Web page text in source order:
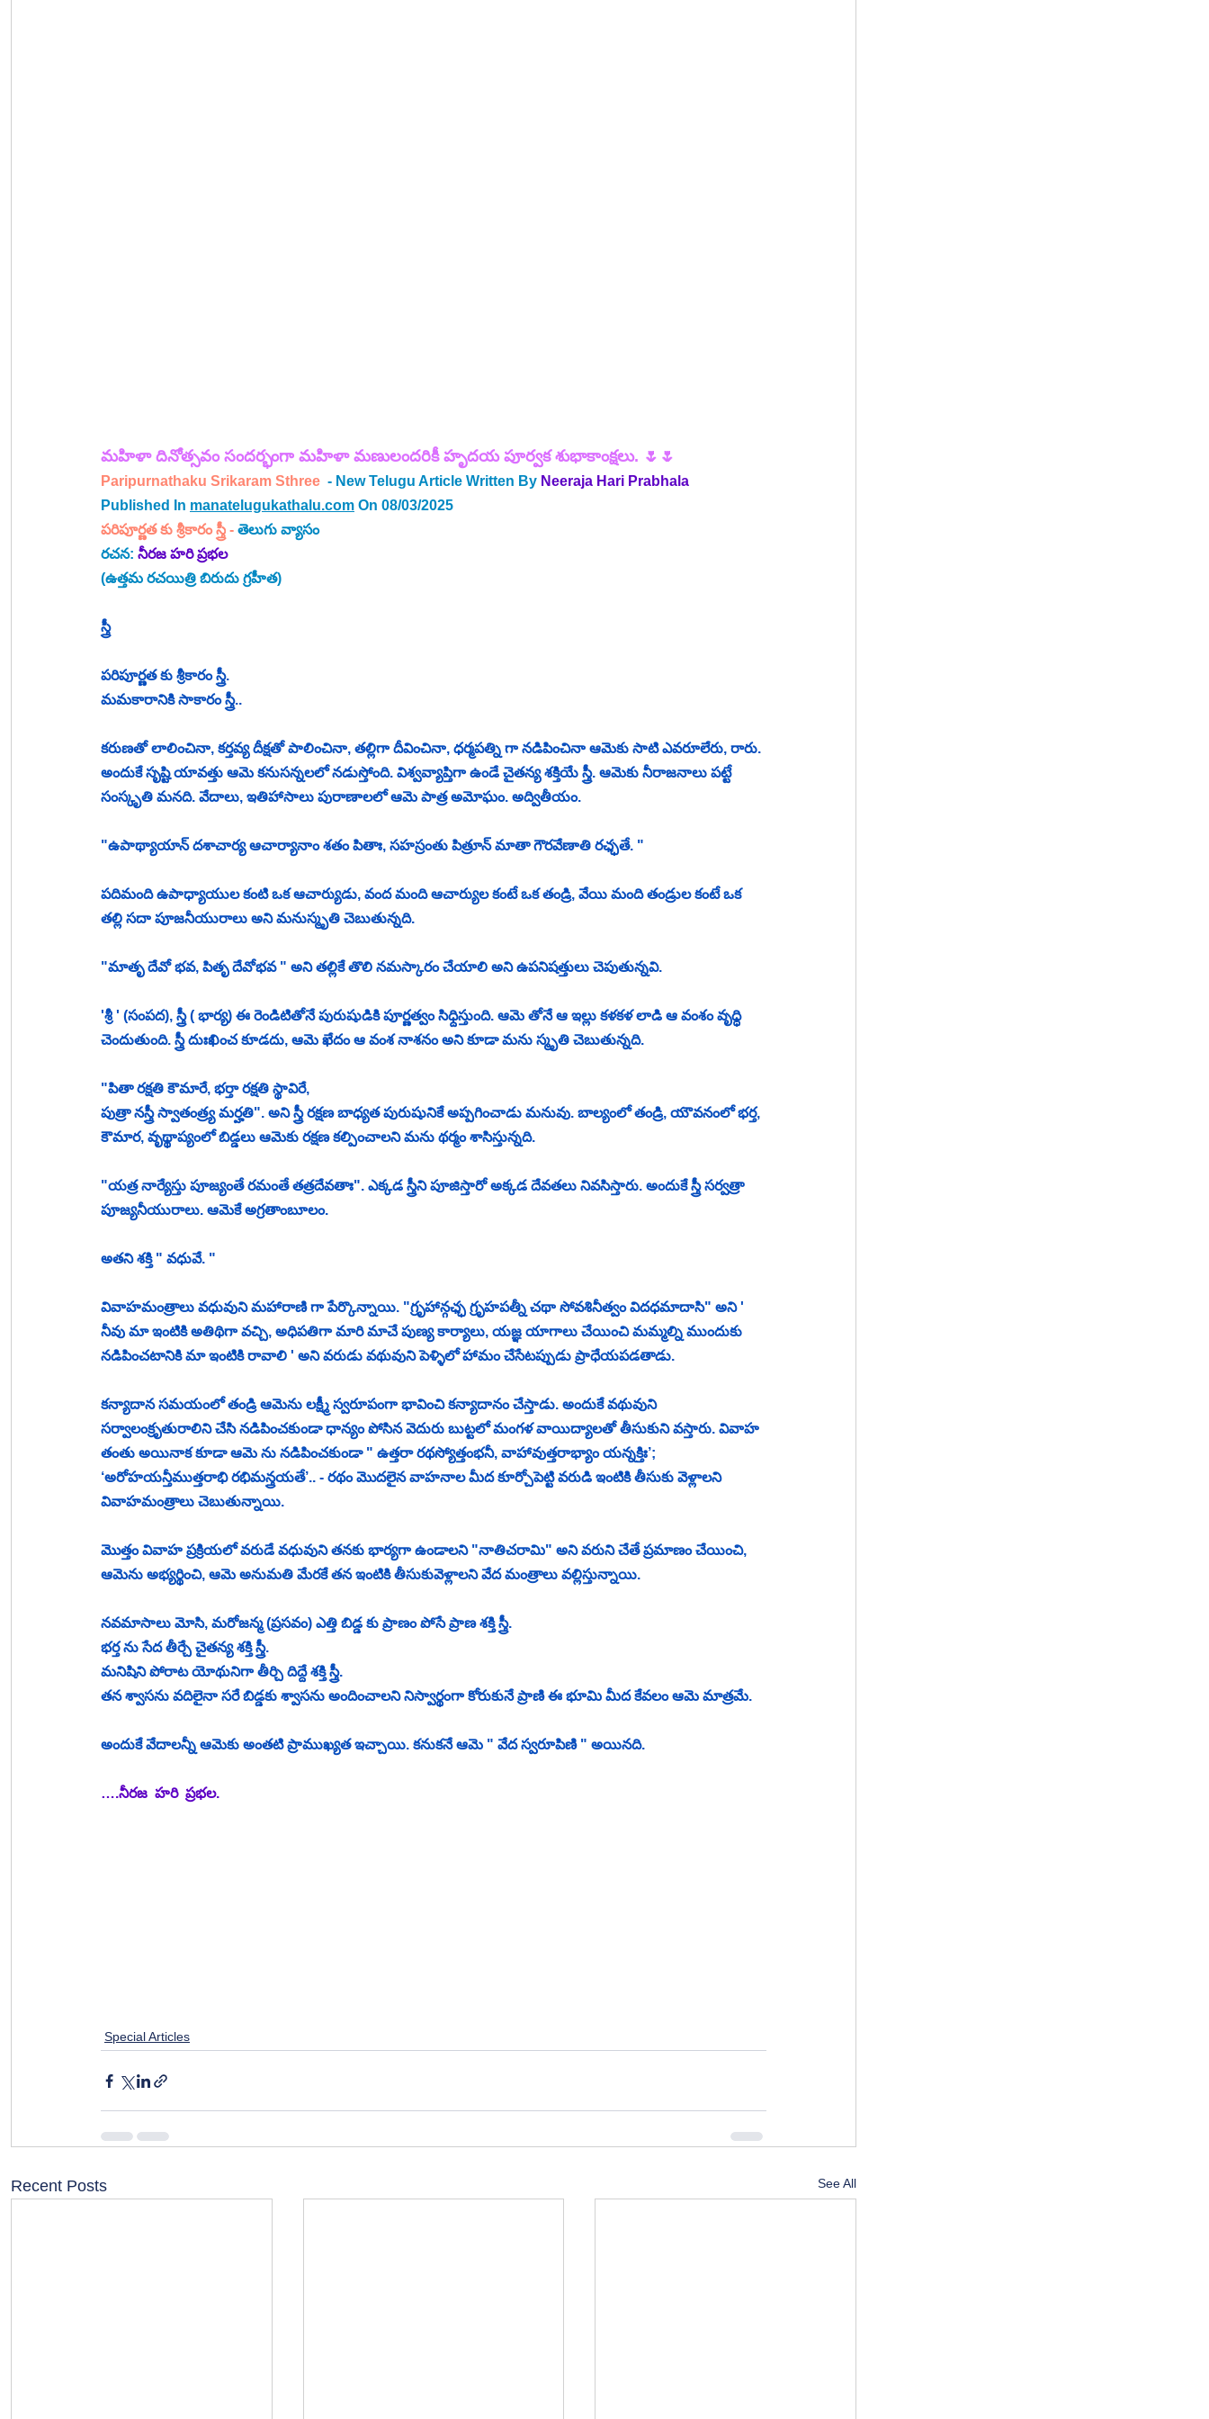
మహిళా దినోత్సవం సందర్భంగా మహిళా మణులందరికీ హృదయ పూర్వక శుభాకాంక్షలు. 🌷🌷
Paripurnathaku Srikaram Sthree - New Telugu Article Written By Neeraja Hari Prabhala
Published In manatelugukathalu.com On 08/03/2025
పరిపూర్ణత కు శ్రీకారం స్త్రీ - తెలుగు వ్యాసం
రచన: నీరజ హరి ప్రభల
(ఉత్తమ రచయిత్రి బిరుదు గ్రహీత)
స్త్రీ
పరిపూర్ణత కు శ్రీకారం స్త్రీ.
మమకారానికి సాకారం స్త్రీ..
కరుణతో లాలించినా, కర్తవ్య దీక్షతో పాలించినా, తల్లిగా దీవించినా, ధర్మపత్ని గా నడిపించినా ఆమెకు సాటి ఎవరూలేరు, రారు.
అందుకే సృష్టి యావత్తు ఆమె కనుసన్నలలో నడుస్తోంది. విశ్వవ్యాప్తిగా ఉండే చైతన్య శక్తియే స్త్రీ. ఆమెకు నీరాజనాలు పట్టే
సంస్కృతి మనది. వేదాలు, ఇతిహాసాలు‌ పురాణాలలో ఆమె పాత్ర అమోఘం. అద్వితీయం.
"ఉపాథ్యాయాన్ దశాచార్య ఆచార్యానాం శతం పితాః, సహస్రంతు పిత్రూన్ మాతా గౌరవేణాతి రఛ్ఛతే. "
పదిమంది ఉపాధ్యాయుల కంటి ఒక ఆచార్యుడు, వంద మంది ఆచార్యుల కంటే ఒక తండ్రి, వేయి మంది తండ్రుల కంటే ఒక
తల్లి సదా పూజనీయురాలు అని మనుస్మృతి చెబుతున్నది.
"మాతృ దేవో భవ, పితృ దేవోభవ " అని తల్లికే తొలి నమస్కారం చేయాలి అని ఉపనిషత్తులు చెపుతున్నవి.
'శ్రీ ' (సంపద), స్త్రీ ( భార్య) ఈ రెండిటితోనే పురుషుడికి పూర్ణత్వం సిధ్దిస్తుంది. ఆమె తోనే ఆ ఇల్లు కళకళ లాడి ఆ వంశం వృధ్ధి
చెందుతుంది. స్త్రీ దుఃఖించ కూడదు, ఆమె ఖేదం ఆ వంశ నాశనం అని కూడా మను స్మృతి చెబుతున్నది.
"పితా రక్షతి కౌమారే, భర్తా రక్షతి స్థావిరే,
పుత్రా నస్త్రీ స్వాతంత్ర్య మర్హతి". అని స్త్రీ రక్షణ బాధ్యత పురుషునికే అప్పగించాడు మనువు. బాల్యంలో తండ్రి, యౌవనంలో భర్త,
కౌమార, వృథ్థాప్యంలో బిడ్డలు ఆమెకు రక్షణ కల్పించాలని మను థర్మం శాసిస్తున్నది.
"యత్ర నార్యేస్తు పూజ్యంతే రమంతే తత్రదేవతాః". ఎక్కడ స్త్రీని పూజిస్తారో అక్కడ దేవతలు నివసిస్తారు. అందుకే స్త్రీ సర్వత్రా
పూజ్యనీయురాలు. ఆమెకే అగ్రతాంబూలం.
అతని శక్తి " వధువే. "
వివాహమంత్రాలు వధువుని మహారాణి గా పేర్కొన్నాయి. "గ్రృహాన్గఛ్ఛ గ్రృహపత్నీ చథా సోవశినీత్వం విదధమాదాసి" అని '
నీవు మా ఇంటికి అతిథిగా వచ్చి, అధిపతిగా మారి మాచే పుణ్య కార్యాలు, యజ్ఞ యాగాలు చేయించి మమ్మల్ని ముందుకు
నడిపించటానికి మా ఇంటికి రావాలి ' అని వరుడు వథువుని పెళ్ళిలో హామం చేసేటప్పుడు ప్రాధేయపడతాడు.
కన్యాదాన సమయంలో తండ్రి ఆమెను లక్ష్మీ స్వరూపంగా భావించి కన్యాదానం చేస్తాడు. అందుకే వథువుని
సర్వాలంక్రృతురాలిని చేసి నడిపించకుండా ధాన్యం పోసిన వెదురు బుట్టలో మంగళ వాయిద్యాలతో తీసుకుని వస్తారు. వివాహ
తంతు అయినాక కూడా ఆమె ను నడిపించకుండా " ఉత్తరా రథస్యోత్తంభనీ, వాహావుత్తరాభ్యాం యన్నక్తిః’;
‘అరోహయన్తీముత్తరాభి రభిమన్త్రయతే’.. - రథం మొదలైన వాహనాల మీద కూర్చోపెట్టి వరుడి ఇంటికి తీసుకు వెళ్లాలని
వివాహమంత్రాలు చెబుతున్నాయి.
మొత్తం వివాహ ప్రక్రియలో వరుడే వధువుని తనకు భార్యగా ఉండాలని "నాతిచరామి" అని వరుని చేతే ప్రమాణం చేయించి,
ఆమెను అభ్యర్థించి, ఆమె అనుమతి మేరకే తన ఇంటికి తీసుకువెళ్లాలని వేద మంత్రాలు వల్లిస్తున్నాయి.
నవమాసాలు మోసి, మరోజన్మ (ప్రసవం) ఎత్తి బిడ్డ కు ప్రాణం పోసే ప్రాణ శక్తి స్త్రీ.
భర్త ను సేద తీర్చే చైతన్య శక్తి స్త్రీ.
మనిషిని పోరాట యోథునిగా తీర్చి దిద్దే శక్తి స్త్రీ.
తన శ్వాసను వదిలైనా సరే బిడ్డకు శ్వాసను అందించాలని నిస్వార్థంగా కోరుకునే ప్రాణి ఈ భూమి మీద కేవలం ఆమె మాత్రమే.
అందుకే వేదాలన్నీ ఆమెకు అంతటి ప్రాముఖ్యత ఇచ్చాయి. కనుకనే ఆమె " వేద స్వరూపిణి " అయినది.
….నీరజ  హరి  ప్రభల.
Special Articles
Recent Posts See All